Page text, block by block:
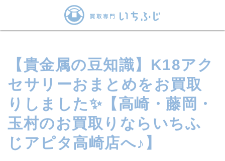
【貴金属の豆知識】K18アク
セサリーおまとめをお買取
りしました✨【高崎・藤岡・
玉村のお買取りならいちふ
じアピタ高崎店へ♪】